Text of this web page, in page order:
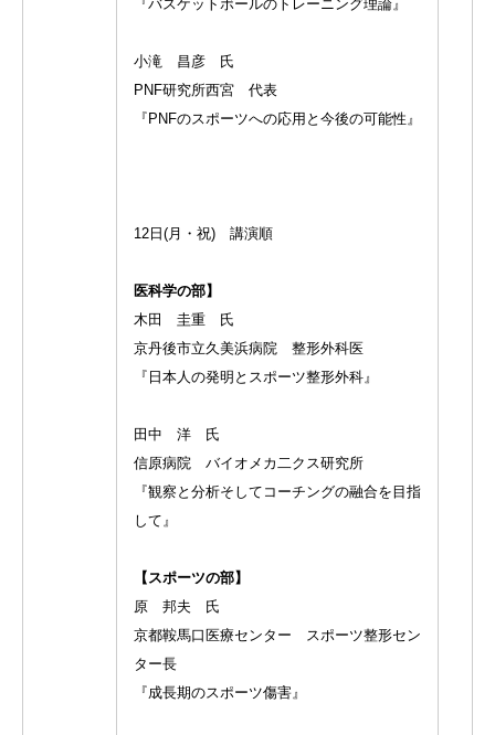
『バスケットボールのトレーニング理論』
小滝 昌彦 氏
PNF研究所西宮 代表
『PNFのスポーツへの応用と今後の可能性』
12日(月・祝) 講演順
医科学の部】
木田 圭重 氏
京丹後市立久美浜病院 整形外科医
『日本人の発明とスポーツ整形外科』
田中 洋 氏
信原病院 バイオメカ二クス研究所
『観察と分析そしてコーチングの融合を目指
して』
【スポーツの部】
原 邦夫 氏
京都鞍馬口医療センター スポーツ整形セン
ター長
『成長期のスポーツ傷害』